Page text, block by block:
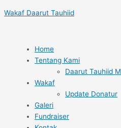
ke
Wakaf Daarut Tauhiid
Home
Tentang Kami
Daarut Tauhiid
Wakaf
Update Donatur
Galeri
Fundraiser
navigation